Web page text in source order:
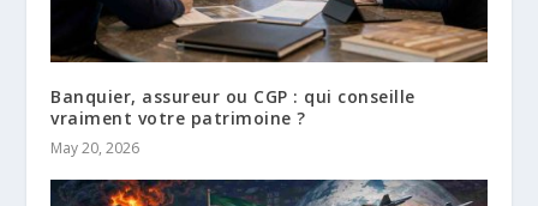
Banquier, assureur ou CGP : qui conseille
vraiment votre patrimoine ?
May 20, 2026